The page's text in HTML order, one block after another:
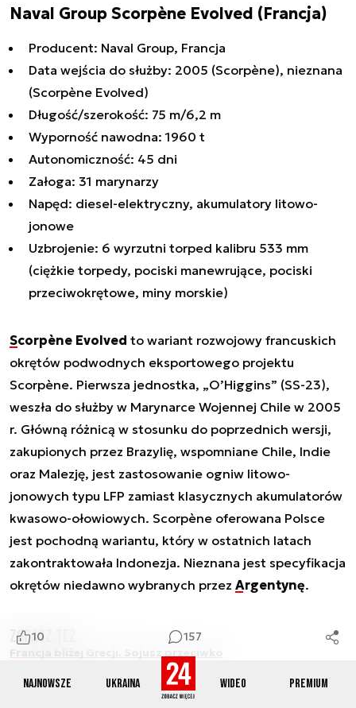
Najnowsze Ukraina Wideo Premium
10 157
Naval Group Scorpène Evolved (Francja)
Producent: Naval Group, Francja
Data wejścia do służby: 2005 (Scorpène), nieznana
(Scorpène Evolved)
Długość/szerokość: 75 m/6,2 m
Wyporność nawodna: 1960 t
Autonomiczność: 45 dni
Załoga: 31 marynarzy
Napęd: diesel-elektryczny, akumulatory litowo-
jonowe
Uzbrojenie: 6 wyrzutni torped kalibru 533 mm
(ciężkie torpedy, pociski manewrujące, pociski
przeciwokrętowe, miny morskie)
Scorpène Evolved to wariant rozwojowy francuskich
okrętów podwodnych eksportowego projektu
Scorpène. Pierwsza jednostka, „O’Higgins” (SS-23),
weszła do służby w Marynarce Wojennej Chile w 2005
r. Główną różnicą w stosunku do poprzednich wersji,
zakupionych przez Brazylię, wspomniane Chile, Indie
oraz Malezję, jest zastosowanie ogniw litowo-
jonowych typu LFP zamiast klasycznych akumulatorów
kwasowo-ołowiowych. Scorpène oferowana Polsce
jest pochodną wariantu, który w ostatnich latach
zakontraktowała Indonezja. Nieznana jest specyfikacja
okrętów niedawno wybranych przez Argentynę.
Zobacz też
Francja bliżej Grecji. Sojusz przeciwko